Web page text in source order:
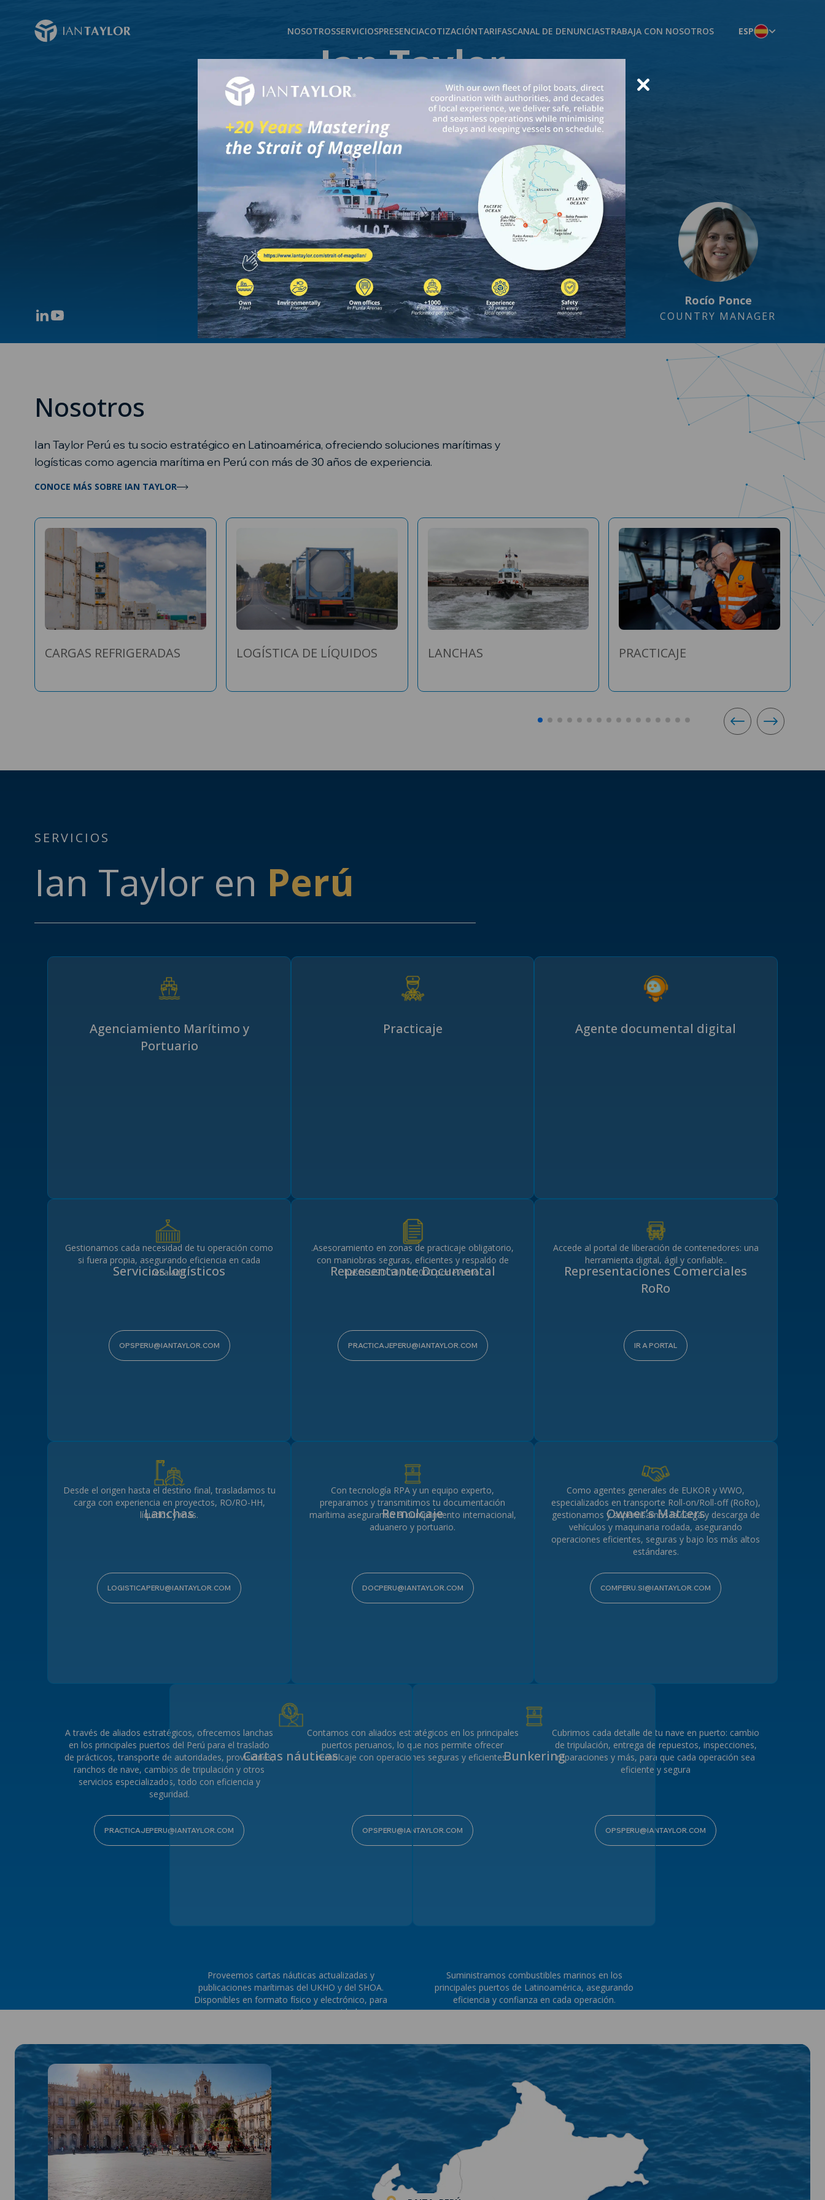
NOSOTROSSERVICIOSPRESENCIACOTIZACIÓNTARIFASCANAL DE DENUNCIASTRABAJA CON NOSOTROS ESP
COTIZACIÓN
CANAL DE DENUNCIAS
Ian Taylor
Bienvenidos aPerú
Somos una agencia marítima 4.0
Experta en aplicar la mejor tecnologia del mundo al
servicio de la logística marítima
CONOCE MÁS DE IAN TAYLOR PERÚ
Rocío Ponce
COUNTRY MANAGER
Nosotros
Ian Taylor Perú es tu socio estratégico en Latinoamérica, ofreciendo soluciones marítimas y
logísticas como agencia marítima en Perú con más de 30 años de experiencia.
CONOCE MÁS SOBRE IAN TAYLOR
CARGAS REFRIGERADAS LOGÍSTICA DE LÍQUIDOS LANCHAS PRACTICAJE
SERVICIOS
Ian Taylor en Perú
Agenciamiento Marítimo y
Portuario
Gestionamos cada necesidad de tu operación como
si fuera propia, asegurando eficiencia en cada
recalada.
OPSPERU@IANTAYLOR.COM
Practicaje
.Asesoramiento en zonas de practicaje obligatorio,
con maniobras seguras, eficientes y respaldo de
hasta USD 10,000,000 por evento.
PRACTICAJEPERU@IANTAYLOR.COM
Agente documental digital
Accede al portal de liberación de contenedores: una
herramienta digital, ágil y confiable..
IR A PORTAL
Servicios logísticos
Desde el origen hasta el destino final, trasladamos tu
carga con experiencia en proyectos, RO/RO-HH,
líquidos y más.
LOGISTICAPERU@IANTAYLOR.COM
Representante Documental
Con tecnología RPA y un equipo experto,
preparamos y transmitimos tu documentación
marítima asegurando el cumplimiento internacional,
aduanero y portuario.
DOCPERU@IANTAYLOR.COM
Representaciones Comerciales
RoRo
Como agentes generales de EUKOR y WWO,
especializados en transporte Roll-on/Roll-off (RoRo),
gestionamos y supervisamos la carga y descarga de
vehículos y maquinaria rodada, asegurando
operaciones eficientes, seguras y bajo los más altos
estándares.
COMPERU.SI@IANTAYLOR.COM
Lanchas
A través de aliados estratégicos, ofrecemos lanchas
en los principales puertos del Perú para el traslado
de prácticos, transporte de autoridades, provisiones,
ranchos de nave, cambios de tripulación y otros
servicios especializados, todo con eficiencia y
seguridad.
PRACTICAJEPERU@IANTAYLOR.COM
Remolcaje
Contamos con aliados estratégicos en los principales
puertos peruanos, lo que nos permite ofrecer
remolcaje con operaciones seguras y eficientes.
OPSPERU@IANTAYLOR.COM
Owner’s Matters
Cubrimos cada detalle de tu nave en puerto: cambio
de tripulación, entrega de repuestos, inspecciones,
reparaciones y más, para que cada operación sea
eficiente y segura
OPSPERU@IANTAYLOR.COM
Cartas náuticas
Proveemos cartas náuticas actualizadas y
publicaciones marítimas del UKHO y del SHOA.
Disponibles en formato físico y electrónico, para
navegar con precisión y seguridad.
NAUTICALCHARTS@IANTAYLOR.COM
Bunkering
Suministramos combustibles marinos en los
principales puertos de Latinoamérica, asegurando
eficiencia y confianza en cada operación.
OPSPERU@IANTAYLOR.COM
POSTULACIONES
Sube tu CV y postula ahora